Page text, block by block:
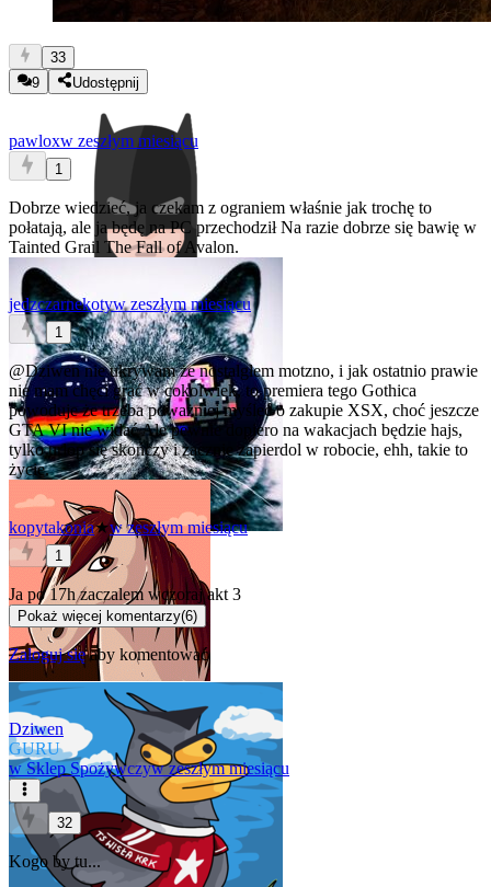
33
9
Udostępnij
pawloxw zeszłym miesiącu
1
Dobrze wiedzieć, ja czekam z ograniem właśnie jak trochę to
połatają, ale ja będę na PC przechodziłNa razie dobrze się bawię w
Tainted Grail The Fall of Avalon.
jedzczarnekotyw zeszłym miesiącu
1
@Dziwennie ukrywam że nostalgłem motzno, i jak ostatnio prawie
nie mam chęci grać w cokolwiek, to premiera tego Gothica
powoduje że trzeba poważniej myśleć o zakupie XSX, choć jeszcze
GTA VI nie widaćAle pewnie dopiero na wakacjach będzie hajs,
tylko urlop się skończy i zacznie zapierdol w robocie, ehh, takie to
życie.
kopytakonia★w zeszłym miesiącu
1
Ja po 17h zaczalem wczoraj akt 3
Pokaż więcej komentarzy(6)
Zaloguj sięaby komentować
Dziwen
GURU
w Sklep Spożywczyw zeszłym miesiącu
32
Kogo by tu...